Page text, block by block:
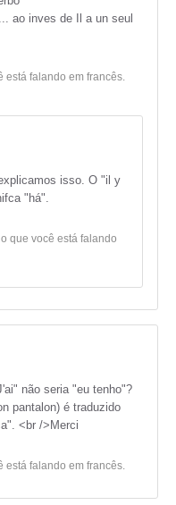
ao inves de Il a un seul
falando em francês.
isso. O "il y
"há".
que você está falando
não seria "eu tenho"?
pantalon) é traduzido
<br />Merci
está falando em francês.